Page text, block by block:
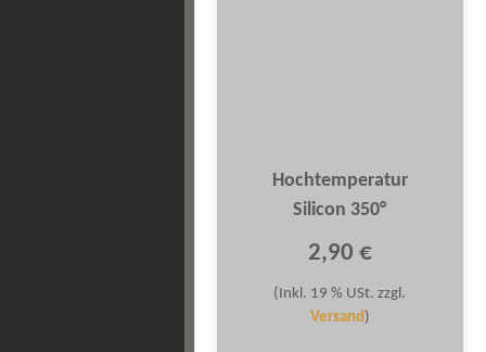
Hochtemperatur
Silicon 350°
2,90 €
(Inkl. 19 % USt. zzgl.
Versand )